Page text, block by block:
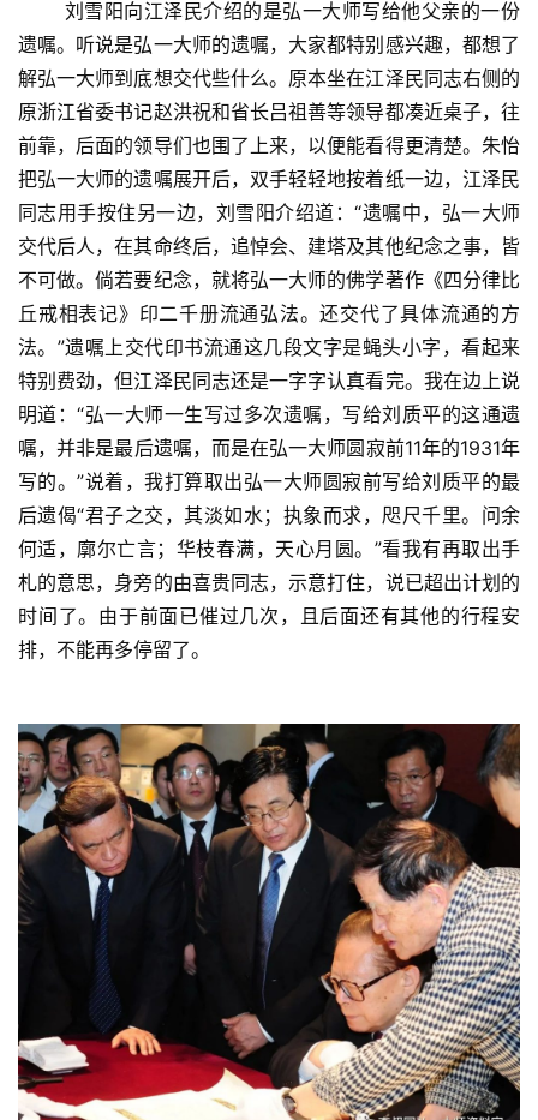
益
善
佛
教
人
物
寺
院
巡
礼
视
频
纪
录
佛
术
政
策
法
规
明
登录 注册
刘雪阳向江泽民介绍的是弘一大师写给他父亲的一份
遗嘱。听说是弘一大师的遗嘱，大家都特别感兴趣，都想了
解弘一大师到底想交代些什么。原本坐在江泽民同志右侧的
原浙江省委书记赵洪祝和省长吕祖善等领导都凑近桌子，往
前靠，后面的领导们也围了上来，以便能看得更清楚。朱怡
把弘一大师的遗嘱展开后，双手轻轻地按着纸一边，江泽民
同志用手按住另一边，刘雪阳介绍道：“遗嘱中，弘一大师
交代后人，在其命终后，追悼会、建塔及其他纪念之事，皆
不可做。倘若要纪念，就将弘一大师的佛学著作《四分律比
丘戒相表记》印二千册流通弘法。还交代了具体流通的方
法。”遗嘱上交代印书流通这几段文字是蝇头小字，看起来
特别费劲，但江泽民同志还是一字字认真看完。我在边上说
明道：“弘一大师一生写过多次遗嘱，写给刘质平的这通遗
嘱，并非是最后遗嘱，而是在弘一大师圆寂前11年的1931年
写的。”说着，我打算取出弘一大师圆寂前写给刘质平的最
后遗偈“君子之交，其淡如水；执象而求，咫尺千里。问余
何适，廓尔亡言；华枝春满，天心月圆。”看我有再取出手
札的意思，身旁的由喜贵同志，示意打住，说已超出计划的
时间了。由于前面已催过几次，且后面还有其他的行程安
排，不能再多停留了。